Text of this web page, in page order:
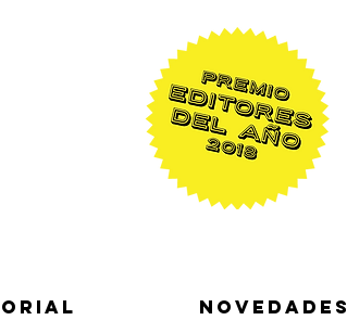
NOVEDADES